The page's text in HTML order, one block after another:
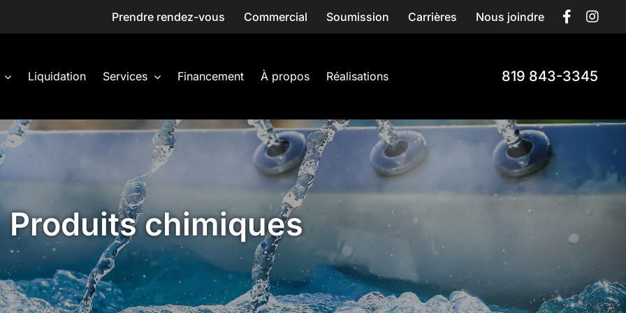
Prendre rendez-vous Commercial Soumission Carrières Nous joindre
Liquidation Services Financement À propos Réalisations 819 843-3345
Produits chimiques